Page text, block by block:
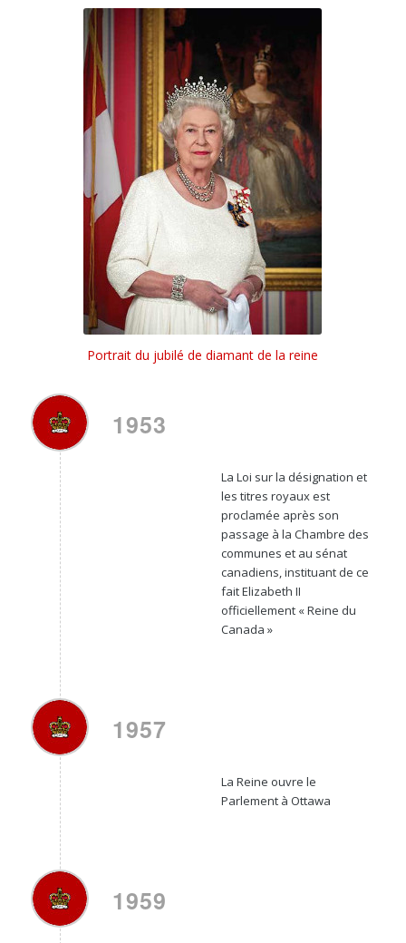
Portrait du jubilé de diamant de la reine
1953
La Loi sur la désignation et
les titres royauxest
proclamée après son
passage à la Chambre des
communes et au sénat
canadiens, instituant de ce
fait Elizabeth II
officiellement « Reine du
Canada »
1957
La Reine ouvre le
Parlement à Ottawa
1959